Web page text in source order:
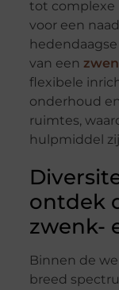
tot complexe
voor een
van een
flexibele
onderhoud
ruimtes,
hulpmiddel
ontdek
zwenk-
Binnen de
breed